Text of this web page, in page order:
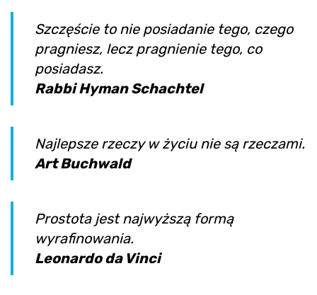
Szczęście to nie posiadanie tego, czego
pragniesz, lecz pragnienie tego, co
posiadasz.
Rabbi Hyman Schachtel
Najlepsze rzeczy w życiu nie są rzeczami.
Art Buchwald
Prostota jest najwyższą formą
wyrafinowania.
Leonardo da Vinci